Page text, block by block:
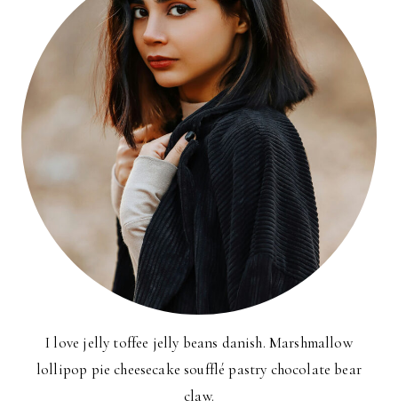
I love jelly toffee jelly beans danish. Marshmallow
lollipop pie cheesecake soufflé pastry chocolate bear
claw.